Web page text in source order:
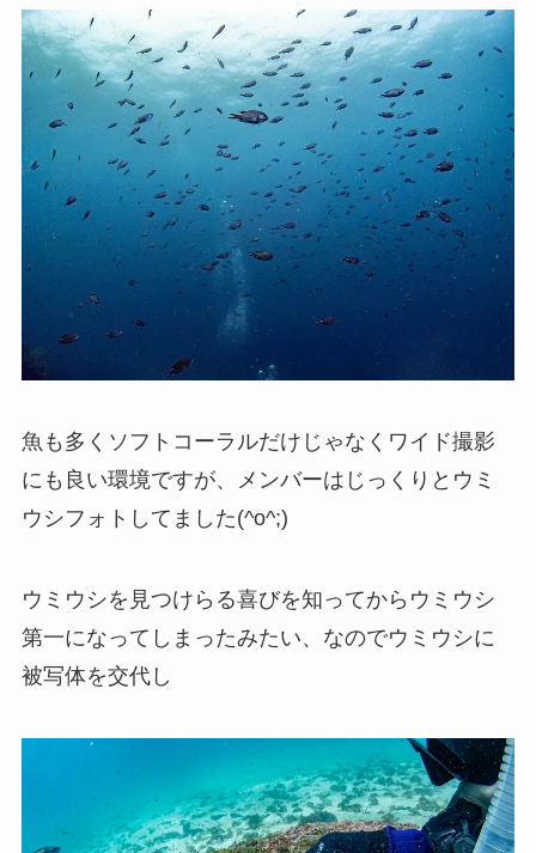
魚も多くソフトコーラルだけじゃなくワイド撮影
にも良い環境ですが、メンバーはじっくりとウミ
ウシフォトしてました(^o^;)
ウミウシを見つけらる喜びを知ってからウミウシ
第一になってしまったみたい、なのでウミウシに
被写体を交代し